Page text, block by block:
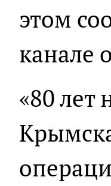
этом
канале
«80 лет